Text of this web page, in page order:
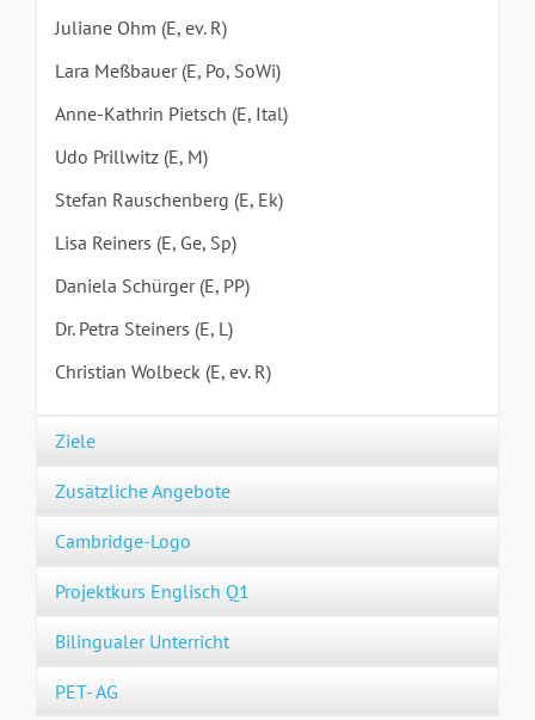
Juliane Ohm (E, ev. R)
Lara Meßbauer (E, Po, SoWi)
Anne-Kathrin Pietsch (E, Ital)
Udo Prillwitz (E, M)
Stefan Rauschenberg (E, Ek)
Lisa Reiners (E, Ge, Sp)
Daniela Schürger (E, PP)
Dr. Petra Steiners (E, L)
Christian Wolbeck (E, ev. R)
Ziele
Zusätzliche Angebote
Cambridge-Logo
Projektkurs Englisch Q1
Bilingualer Unterricht
PET- AG